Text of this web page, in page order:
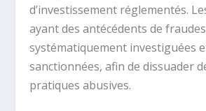
d’investissement réglementés.
ayant des antécédents de
systématiquement investiguées
sanctionnées, afin de dissuader
pratiques abusives.